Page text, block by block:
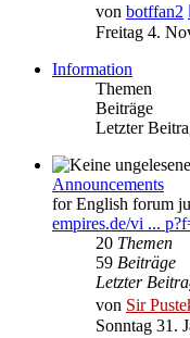
von botffan2
Freitag 4.
Information
Themen
Beiträge
Letzter
Announcements
for English forum
empires.de/vi ...
20 Themen
59 Beiträge
Letzter
von Sir
Sonntag 31.